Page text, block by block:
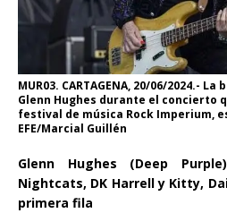
MUR03. CARTAGENA, 20/06/2024.-
Glenn Hughes durante el concierto
festival de música Rock Imperium,
EFE/Marcial Guillén
Glenn Hughes (Deep
Nightcats, DK Harrell y Kitty,
primera fila